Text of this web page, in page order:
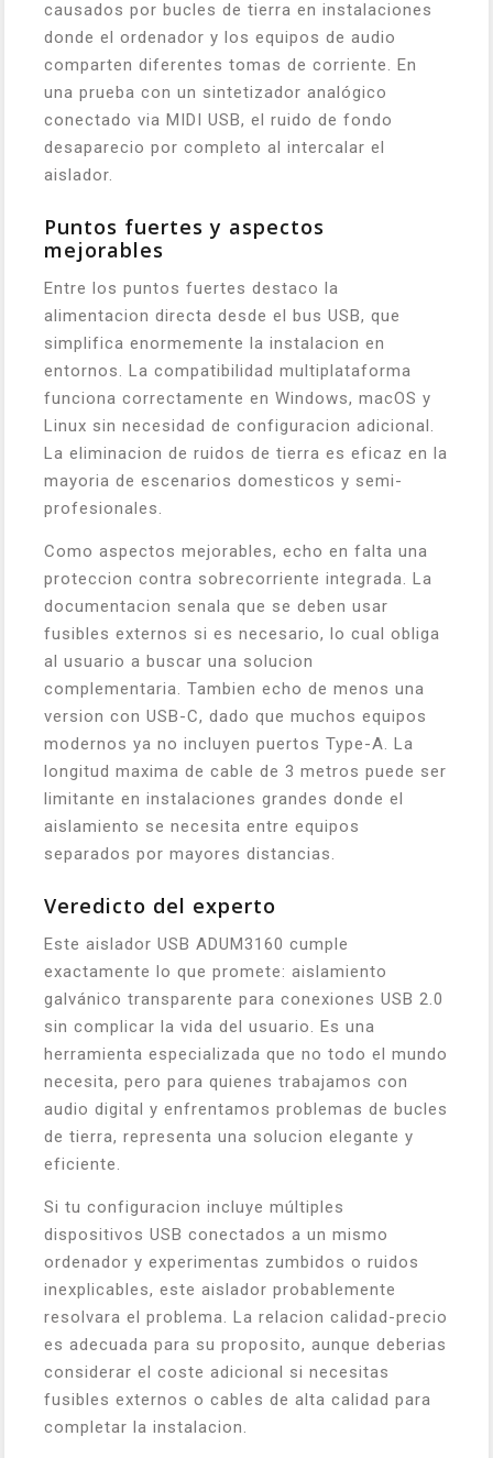
causados por bucles de tierra en instalaciones
donde el ordenador y los equipos de audio
comparten diferentes tomas de corriente. En
una prueba con un sintetizador analógico
conectado via MIDI USB, el ruido de fondo
desaparecio por completo al intercalar el
aislador.
Puntos fuertes y aspectos
mejorables
Entre los puntos fuertes destaco la
alimentacion directa desde el bus USB, que
simplifica enormemente la instalacion en
entornos. La compatibilidad multiplataforma
funciona correctamente en Windows, macOS y
Linux sin necesidad de configuracion adicional.
La eliminacion de ruidos de tierra es eficaz en la
mayoria de escenarios domesticos y semi-
profesionales.
Como aspectos mejorables, echo en falta una
proteccion contra sobrecorriente integrada. La
documentacion senala que se deben usar
fusibles externos si es necesario, lo cual obliga
al usuario a buscar una solucion
complementaria. Tambien echo de menos una
version con USB-C, dado que muchos equipos
modernos ya no incluyen puertos Type-A. La
longitud maxima de cable de 3 metros puede ser
limitante en instalaciones grandes donde el
aislamiento se necesita entre equipos
separados por mayores distancias.
Veredicto del experto
Este aislador USB ADUM3160 cumple
exactamente lo que promete: aislamiento
galvánico transparente para conexiones USB 2.0
sin complicar la vida del usuario. Es una
herramienta especializada que no todo el mundo
necesita, pero para quienes trabajamos con
audio digital y enfrentamos problemas de bucles
de tierra, representa una solucion elegante y
eficiente.
Si tu configuracion incluye múltiples
dispositivos USB conectados a un mismo
ordenador y experimentas zumbidos o ruidos
inexplicables, este aislador probablemente
resolvara el problema. La relacion calidad-precio
es adecuada para su proposito, aunque deberias
considerar el coste adicional si necesitas
fusibles externos o cables de alta calidad para
completar la instalacion.